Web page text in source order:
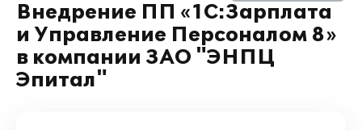
Внедрение ПП «1С:Зарплата
и Управление Персоналом 8»
в компании ЗАО "ЭНПЦ
Эпитал"